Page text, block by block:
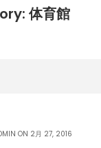
体育館
ON 2月 27, 2016